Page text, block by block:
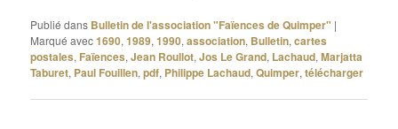
Publié dans Bulletin de l'association "Faïences de Quimper" |
Marqué avec1690,1989,1990,association, Bulletin,cartes
postales, Faïences,Jean Roullot,Jos Le Grand, Lachaud,Marjatta
Taburet, Paul Fouillen,pdf, Philippe Lachaud,Quimper,télécharger